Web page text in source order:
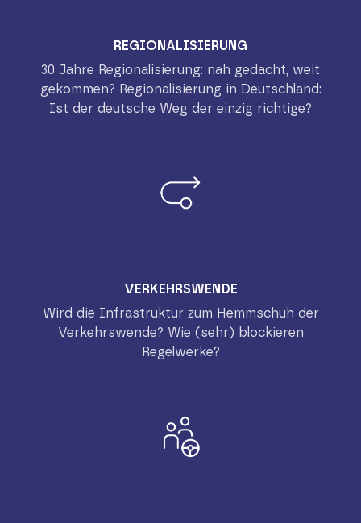
REGIONALISIERUNG
30 Jahre Regionalisierung: nah gedacht, weit
gekommen? Regionalisierung in Deutschland:
Ist der deutsche Weg der einzig richtige?
VERKEHRSWENDE
Wird die Infrastruktur zum Hemmschuh der
Verkehrswende? Wie (sehr) blockieren
Regelwerke?